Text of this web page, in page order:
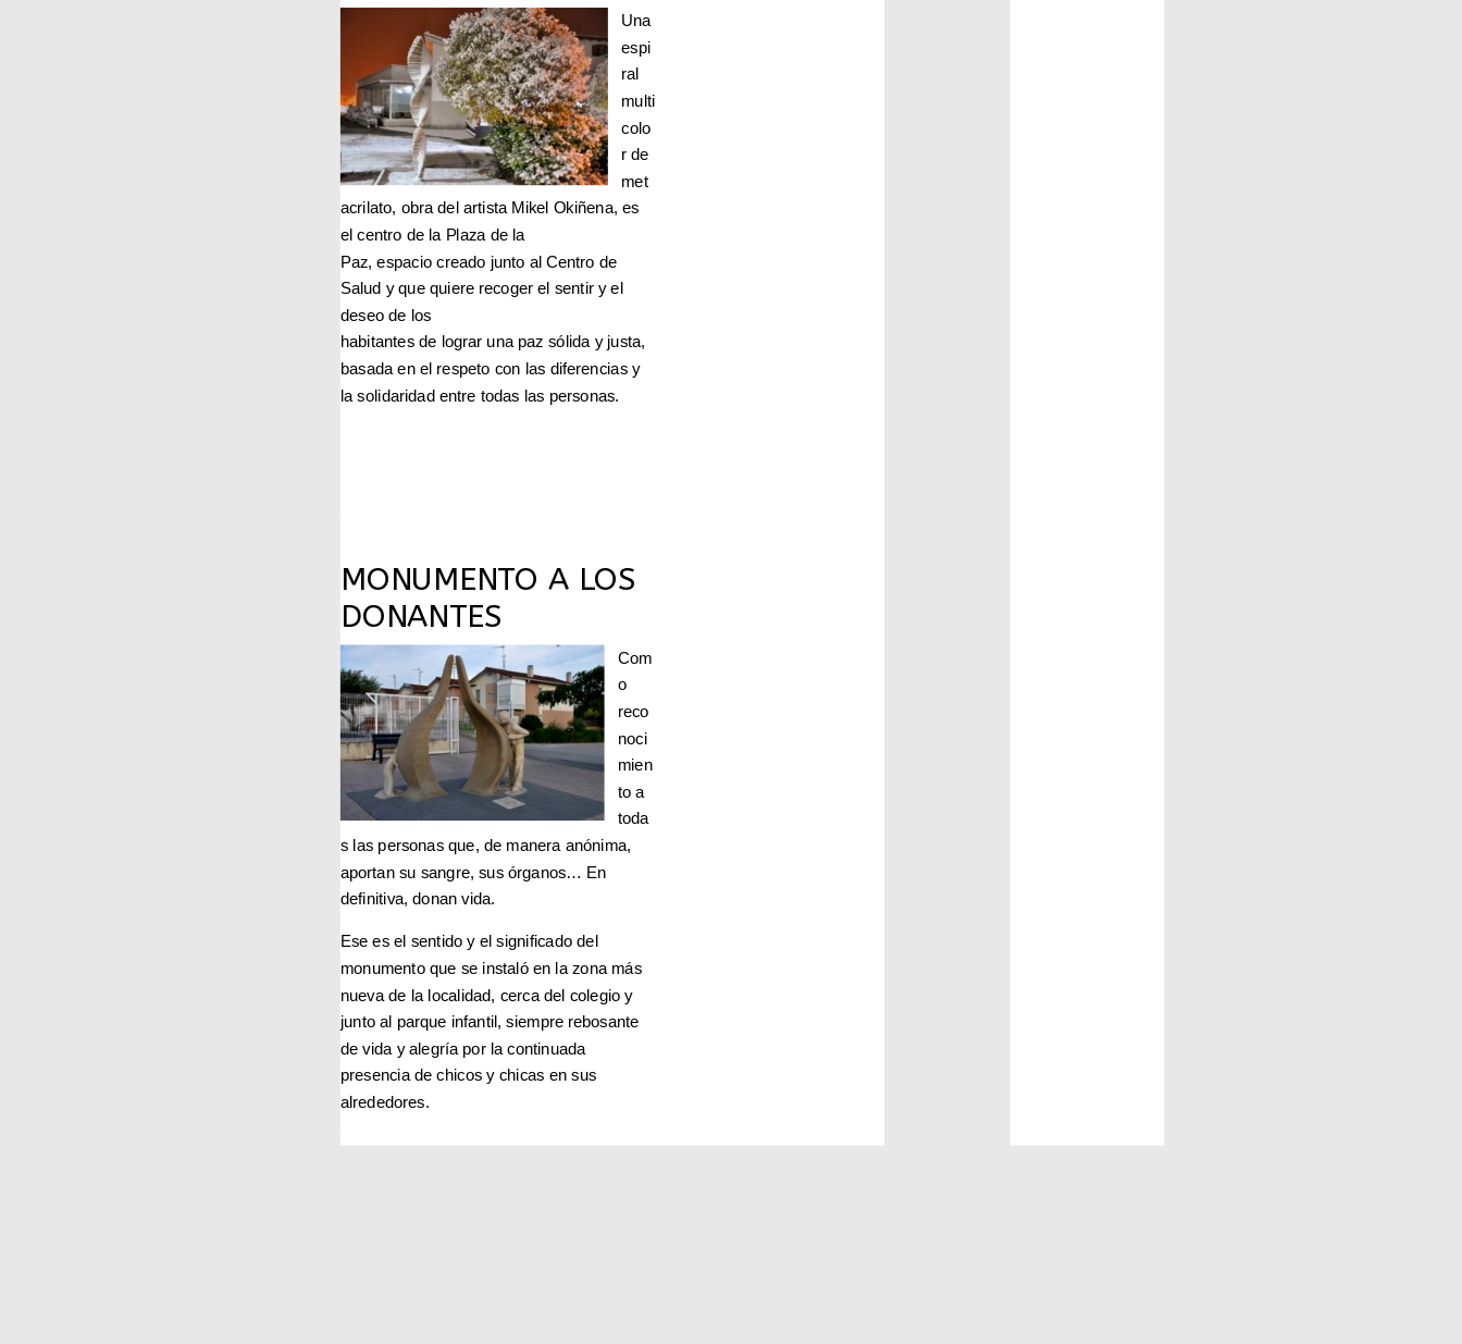
Una
espi
ral
multi
colo
r de
met
acrilato, obra del artista Mikel Okiñena, es
el centro de la Plaza de la
Paz, espacio creado junto al Centro de
Salud y que quiere recoger el sentir y el
deseo de los
habitantes de lograr una paz sólida y justa,
basada en el respeto con las diferencias y
la solidaridad entre todas las personas.
MONUMENTO A LOS
DONANTES
Com
o
reco
noci
mien
to a
toda
s las personas que, de manera anónima,
aportan su sangre, sus órganos… En
definitiva, donan vida.
Ese es el sentido y el significado del
monumento que se instaló en la zona más
nueva de la localidad, cerca del colegio y
junto al parque infantil, siempre rebosante
de vida y alegría por la continuada
presencia de chicos y chicas en sus
alrededores.